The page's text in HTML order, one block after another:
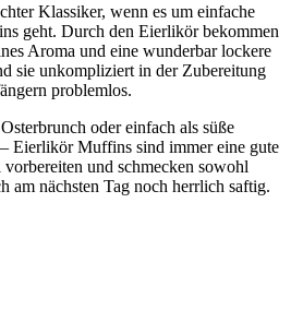
Klassiker, wenn es um einfache
geht. Durch den Eierlikör bekommen
Aroma und eine wunderbar lockere
sie unkompliziert in der Zubereitung
problemlos.
oder einfach als süße
Eierlikör Muffins sind immer eine gute
vorbereiten und schmecken sowohl
am nächsten Tag noch herrlich saftig.